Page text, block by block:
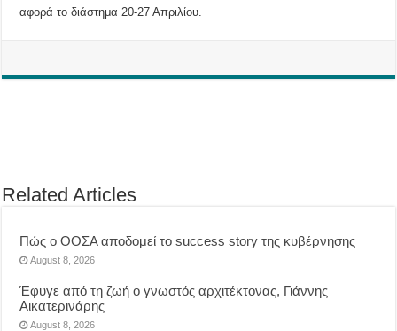
αφορά το διάστημα 20-27 Απριλίου.
Related Articles
Πώς ο ΟΟΣΑ αποδομεί το success story της κυβέρνησης
August 8, 2026
Έφυγε από τη ζωή ο γνωστός αρχιτέκτονας, Γιάννης
Αικατερινάρης
August 8, 2026